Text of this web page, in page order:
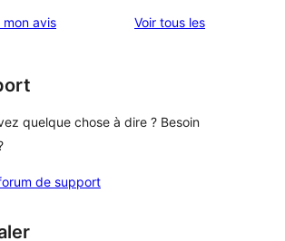
mon avis Voir tous lesavis
quelque chose à dire ? Besoin
de support